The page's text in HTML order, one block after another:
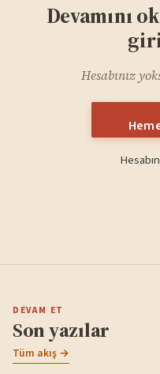
Devamını
Hesabınız
DEVAM ET
Son yazılar
Tüm akış →